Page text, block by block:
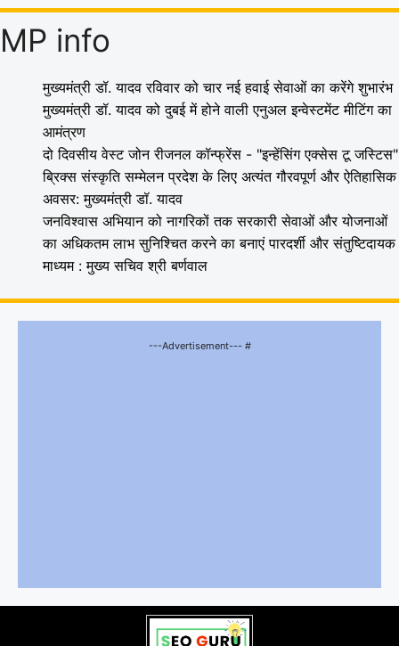
MP info
मुख्यमंत्री डॉ. यादव रविवार को चार नई हवाई सेवाओं का करेंगे शुभारंभ
मुख्यमंत्री डॉ. यादव को दुबई में होने वाली एनुअल इन्वेस्टमेंट मीटिंग का
आमंत्रण
दो दिवसीय वेस्ट जोन रीजनल कॉन्फ्रेंस - "इन्हेंसिंग एक्सेस टू जस्टिस"
ब्रिक्स संस्कृति सम्मेलन प्रदेश के लिए अत्यंत गौरवपूर्ण और ऐतिहासिक
अवसर: मुख्यमंत्री डॉ. यादव
जनविश्वास अभियान को नागरिकों तक सरकारी सेवाओं और योजनाओं
का अधिकतम लाभ सुनिश्चित करने का बनाएं पारदर्शी और संतुष्टिदायक
माध्यम : मुख्य सचिव श्री बर्णवाल
---Advertisement--- #